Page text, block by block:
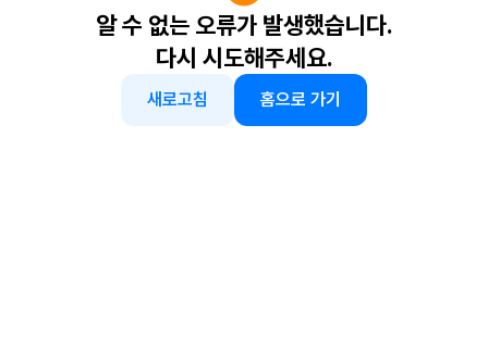
알 수 없는 오류가 발생했습니다.
다시 시도해주세요.
새로고침 홈으로 가기